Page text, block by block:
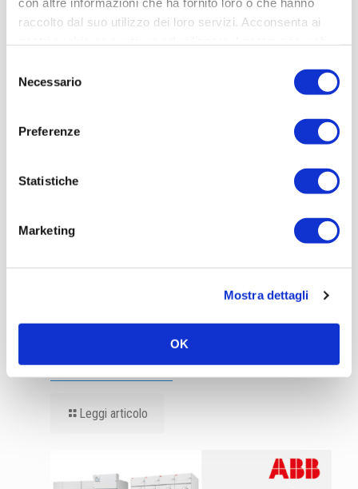
raccolto dal suo utilizzo dei loro servizi. Acconsenta ai
delNecessario
Preferenze
Statistiche
Marketing
Mostra dettagli
OK
Rittal RiLineX: Distribuzione Energia Efficiente | Gruppo Comet
Leggi articolo
Leggi articolo